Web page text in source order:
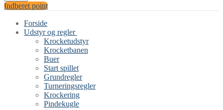
Indberet point
Forside
Udstyr og regler
Krocketudstyr
Krocketbanen
Buer
Start spillet
Grundregler
Turneringsregler
Krockering
Pindekugle